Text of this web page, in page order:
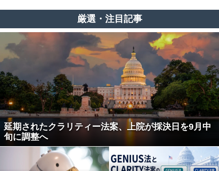
厳選・注目記事
延期されたクラリティー法案、上院が採決日を9月中
旬に調整へ